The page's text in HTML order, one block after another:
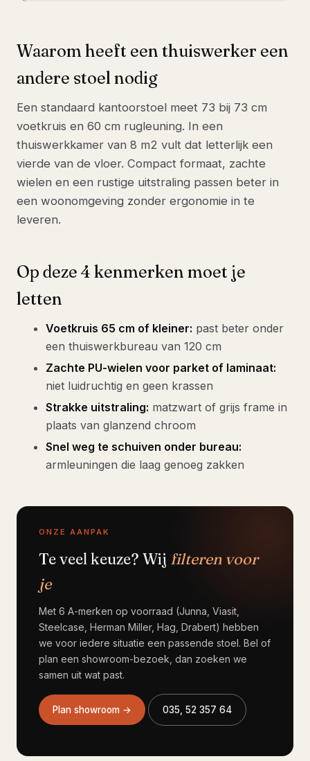
Waarom heeft een thuiswerker een
andere stoel nodig
Een standaard kantoorstoel meet 73 bij 73 cm
voetkruis en 60 cm rugleuning. In een
thuiswerkkamer van 8 m2 vult dat letterlijk een
vierde van de vloer. Compact formaat, zachte
wielen en een rustige uitstraling passen beter in
een woonomgeving zonder ergonomie in te
leveren.
Op deze 4 kenmerken moet je
letten
Voetkruis 65 cm of kleiner: past beter onder
een thuiswerkbureau van 120 cm
Zachte PU-wielen voor parket of laminaat:
niet luidruchtig en geen krassen
Strakke uitstraling: matzwart of grijs frame in
plaats van glanzend chroom
Snel weg te schuiven onder bureau:
armleuningen die laag genoeg zakken
ONZE AANPAK
Te veel keuze? Wij filteren voor
je
Met 6 A-merken op voorraad (Junna, Viasit,
Steelcase, Herman Miller, Hag, Drabert) hebben
we voor iedere situatie een passende stoel. Bel of
plan een showroom-bezoek, dan zoeken we
samen uit wat past.
Plan showroom → 035, 52 357 64